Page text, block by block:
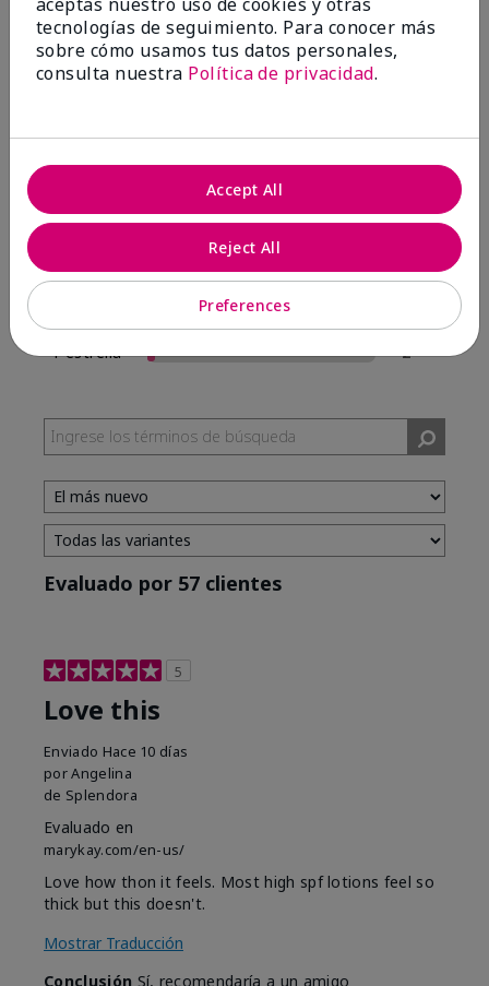
Escribir Una Opinión
3 estrellas
1
1 estrella
2
Evaluado por 57 clientes
5
Love this
Enviado Hace 10 días
porAngelina
de Splendora
Evaluado en
marykay.com/en-us/
Love how thon it feels. Most high spf lotions feel so
thick but this doesn't.
Mostrar Traducción
Conclusión Sí, recomendaría a un amigo
tecnologías de seguimiento. Para conocer más
sobre cómo usamos tus datos personales,
consulta nuestra Política de privacidad.
Preferences
Reject All
Accept All